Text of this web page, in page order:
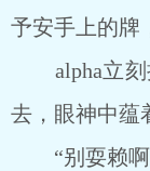
予安手上的牌
alpha立刻
去，眼神中蕴
“别耍赖啊